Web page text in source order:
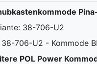
38-706-U2
706-U2 - Kommode
POL Power